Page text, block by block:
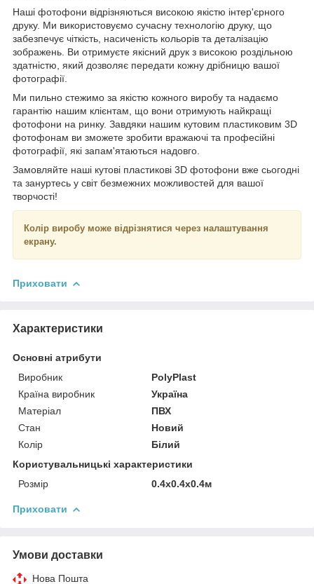
Наші фотофони відрізняються високою якістю інтер'єрного
друку. Ми використовуємо сучасну технологію друку, що
забезпечує чіткість, насиченість кольорів та деталізацію
зображень. Ви отримуєте якісний друк з високою роздільною
здатністю, який дозволяє передати кожну дрібницю вашої
фотографії.
Ми пильно стежимо за якістю кожного виробу та надаємо
гарантію нашим клієнтам, що вони отримують найкращі
фотофони на ринку. Завдяки нашим кутовим пластиковим 3D
фотофонам ви зможете зробити вражаючі та професійні
фотографії, які запам'ятаються надовго.
Замовляйте наші кутові пластикові 3D фотофони вже сьогодні
та зануртесь у світ безмежних можливостей для вашої
творчості!
Колір виробу може відрізнятися через налаштування
екрану.
Приховати
Характеристики
Основні атрибути
Виробник
PolyPlast
Країна виробник
Україна
Матеріал
ПВХ
Стан
Новий
Колір
Білий
Користувальницькі характеристики
Розмір
0.4x0.4x0.4м
Приховати
Умови доставки
Нова Пошта